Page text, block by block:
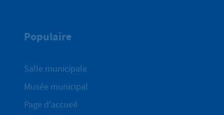
Populaire
Salle municipale
Musée municipal
Page d'accueil